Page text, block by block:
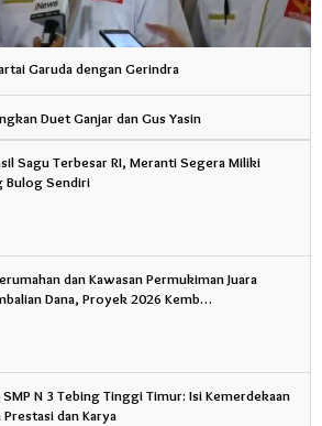
Garuda dengan Gerindra
Duet Ganjar dan Gus Yasin
Sagu Terbesar RI, Meranti Segera Miliki
Bulog Sendiri
dan Kawasan Permukiman Juara
Dana, Proyek 2026 Kemb…
SMP N 3 Tebing Tinggi Timur: Isi Kemerdekaan
dan Karya